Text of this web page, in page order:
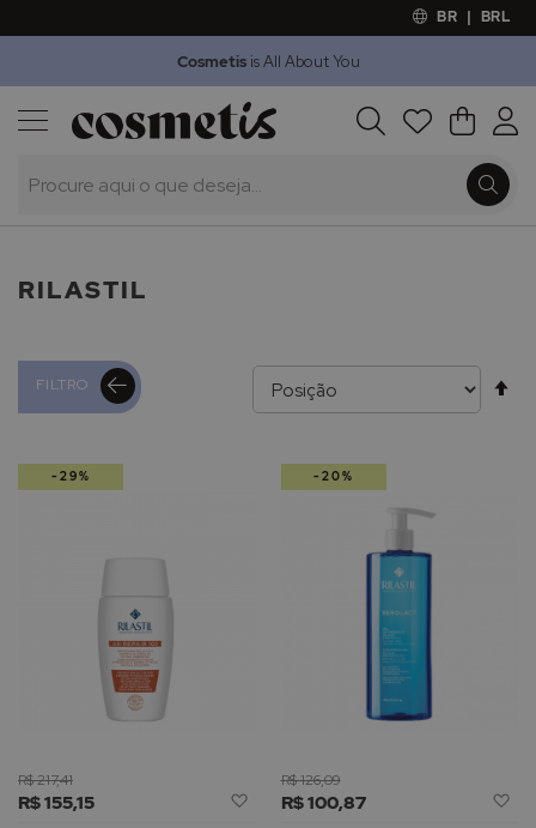
BR | BRL
Cosmetisis All About You
Procura O Meu
Outlet
RILASTIL
FILTRO
R$ 155,15
R$ 217,41
Adicionar
-29%
R$ 100,87
R$ 126,09
-20%